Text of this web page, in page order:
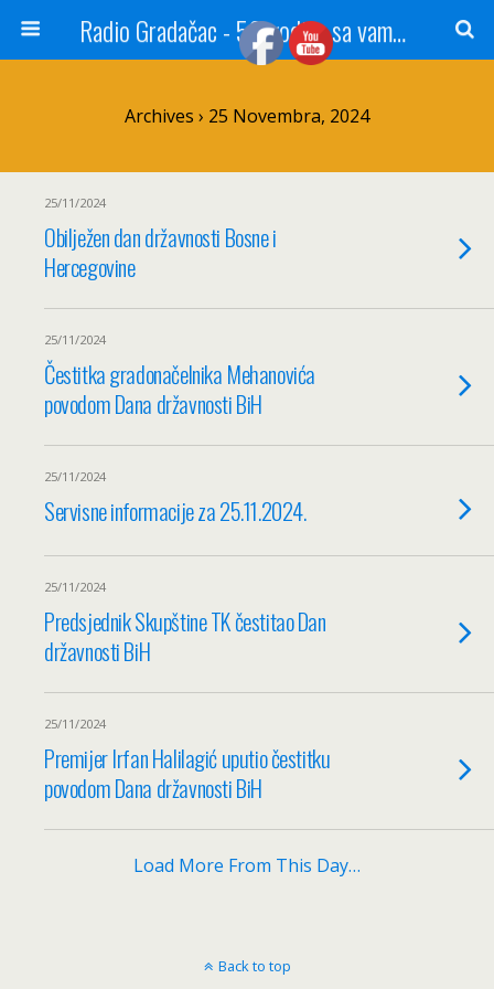
Radio Gradačac - 56 godina sa vama...
Archives › 25 Novembra, 2024
25/11/2024
Obilježen dan državnosti Bosne i
Hercegovine
25/11/2024
Čestitka gradonačelnika Mehanovića
povodom Dana državnosti BiH
25/11/2024
Servisne informacije za 25.11.2024.
25/11/2024
Predsjednik Skupštine TK čestitao Dan
državnosti BiH
25/11/2024
Premijer Irfan Halilagić uputio čestitku
povodom Dana državnosti BiH
Load More From This Day…
Back to top